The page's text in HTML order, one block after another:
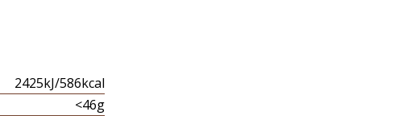
2425kJ/586kcal
<46g